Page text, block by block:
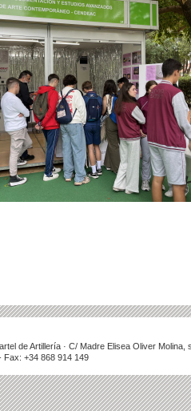
de Artillería · C/ Madre Elisea Oliver
Fax: +34 868 914 149